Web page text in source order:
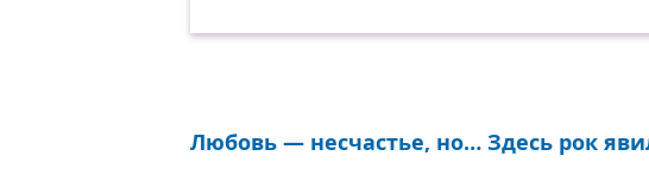
Любовь — несчастье, но… Здесь рок